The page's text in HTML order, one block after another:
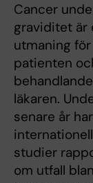
Cancer
graviditet är
utmaning
patienten
behandlande
läkaren.
senare år
studier
om utfall